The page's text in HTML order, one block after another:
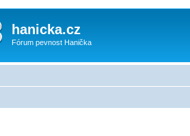
hanicka.cz
Fórum pevnost Hanička